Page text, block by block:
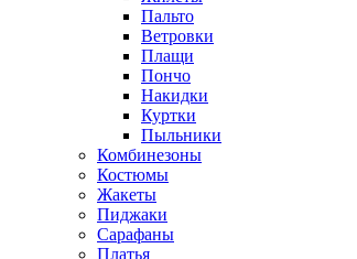
Пальто
Ветровки
Плащи
Пончо
Накидки
Куртки
Пыльники
Комбинезоны
Костюмы
Жакеты
Пиджаки
Сарафаны
Платья